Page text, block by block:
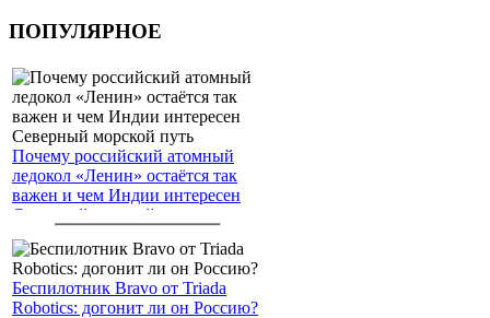
ПОПУЛЯРНОЕ
Почему российский атомный
ледокол «Ленин» остаётся так
важен и чем Индии интересен
Северный морской путь
Беспилотник Bravo от Triada
Robotics: догонит ли он Россию?